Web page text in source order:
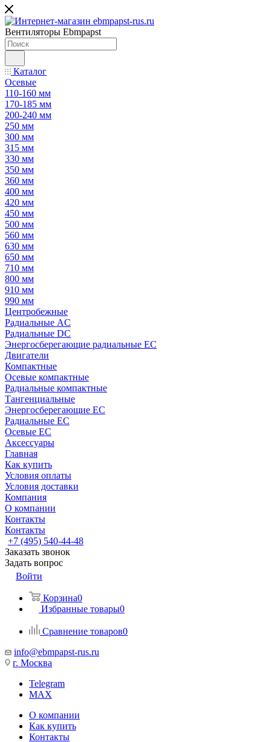
Вентиляторы Ebmpapst
Каталог
Осевые
110-160 мм
170-185 мм
200-240 мм
250 мм
300 мм
315 мм
330 мм
350 мм
360 мм
400 мм
420 мм
450 мм
500 мм
560 мм
630 мм
650 мм
710 мм
800 мм
910 мм
990 мм
Центробежные
Радиальные AC
Радиальные DC
Энергосберегающие радиальные EC
Двигатели
Компактные
Осевые компактные
Радиальные компактные
Тангенциальные
Энергосберегающие EC
Радиальные EC
Осевые EC
Аксессуары
Главная
Как купить
Условия оплаты
Условия доставки
Компания
О компании
Контакты
Контакты
+7 (495) 540-44-48
Заказать звонок
Задать вопрос
Войти
Корзина0
Избранные товары0
Сравнение товаров0
info@ebmpapst-rus.ru
г. Москва
Telegram
MAX
О компании
Как купить
Контакты